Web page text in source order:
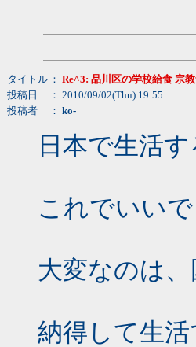
タイトル ： Re^3: 品川区の学校給食 宗
投稿日
： 2010/09/02(Thu) 19:55
投稿者
： ko-
日本で生活
これでいい
大変なのは
納得して生